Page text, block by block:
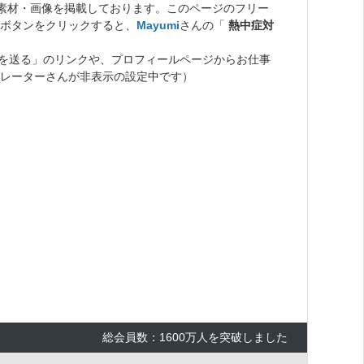
・画像を掲載しております。このページのフリー
タンをクリックすると、 Mayumiさんの「 熱中症対
送る」のリンクや、プロフィールページからお仕事
ーターさんが非表示の設定中です）
総会員数：1600万人を突破しました